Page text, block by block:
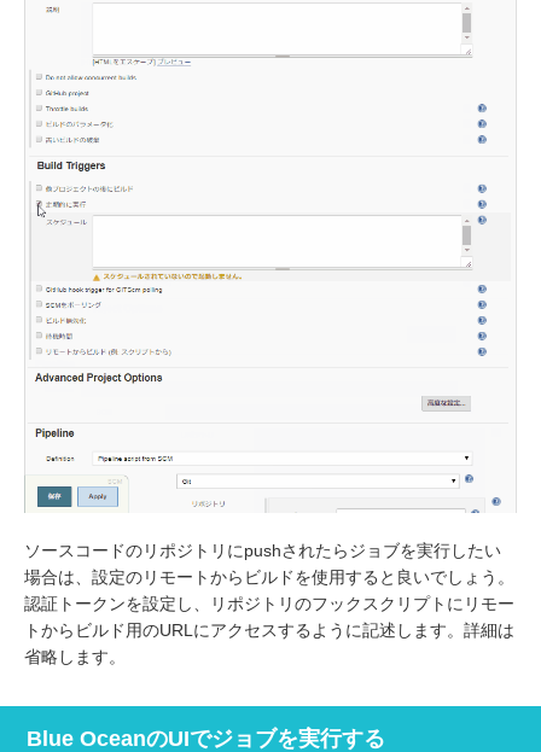
ソースコードのリポジトリにpushされたらジョブを実行したい
場合は、設定のリモートからビルドを使用すると良いでしょう。
認証トークンを設定し、リポジトリのフックスクリプトにリモー
トからビルド用のURLにアクセスするように記述します。詳細は
省略します。
Blue OceanのUIでジョブを実行する